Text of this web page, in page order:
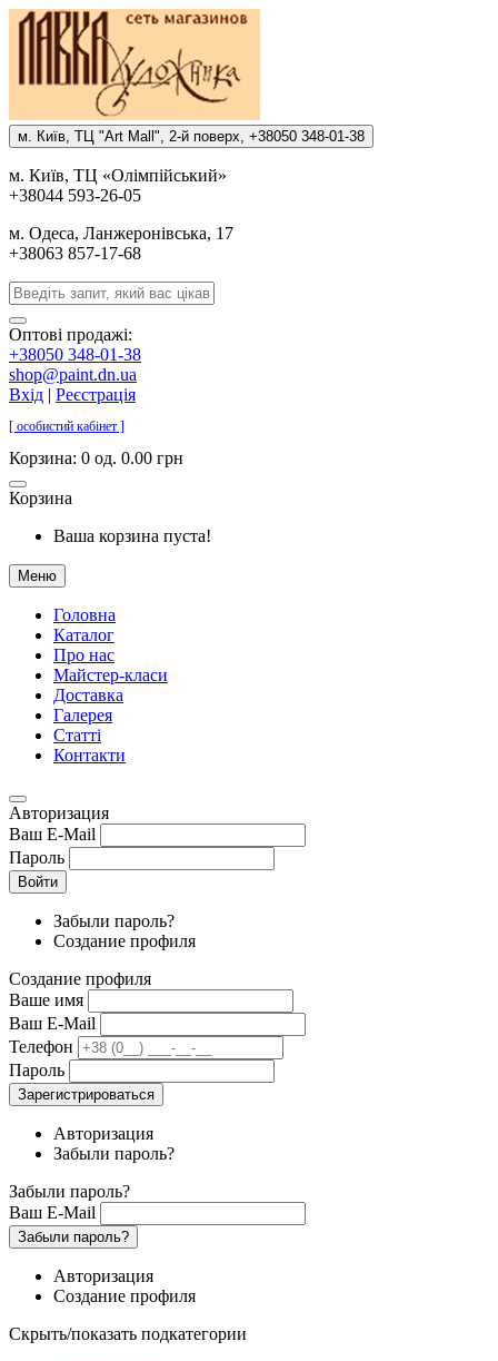
м. Киïв, ТЦ "Art Mall", 2-й поверх, +38050 348-01-38
м. Киïв, ТЦ «Олiмпiйський»
+38044 593-26-05
м. Одеса, Ланжеронiвська, 17
+38063 857-17-68
Оптові продажі:
+38050 348-01-38
shop@paint.dn.ua
Вхід | Реєстрація
[ особистий кабінет ]
Корзина: 0 од. 0.00 грн
Корзина
Ваша корзина пуста!
Меню
Головна
Каталог
Про нас
Майстер-класи
Доставка
Галерея
Статтi
Контакти
Авторизация
Ваш E-Mail
Пароль
Войти
Забыли пароль?
Создание профиля
Создание профиля
Ваше имя
Ваш E-Mail
Телефон
Пароль
Зарегистрироваться
Авторизация
Забыли пароль?
Забыли пароль?
Ваш E-Mail
Забыли пароль?
Авторизация
Создание профиля
Скрыть/показать подкатегории